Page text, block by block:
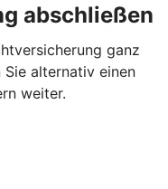
abschließen
ganz
alternativ einen
weiter.